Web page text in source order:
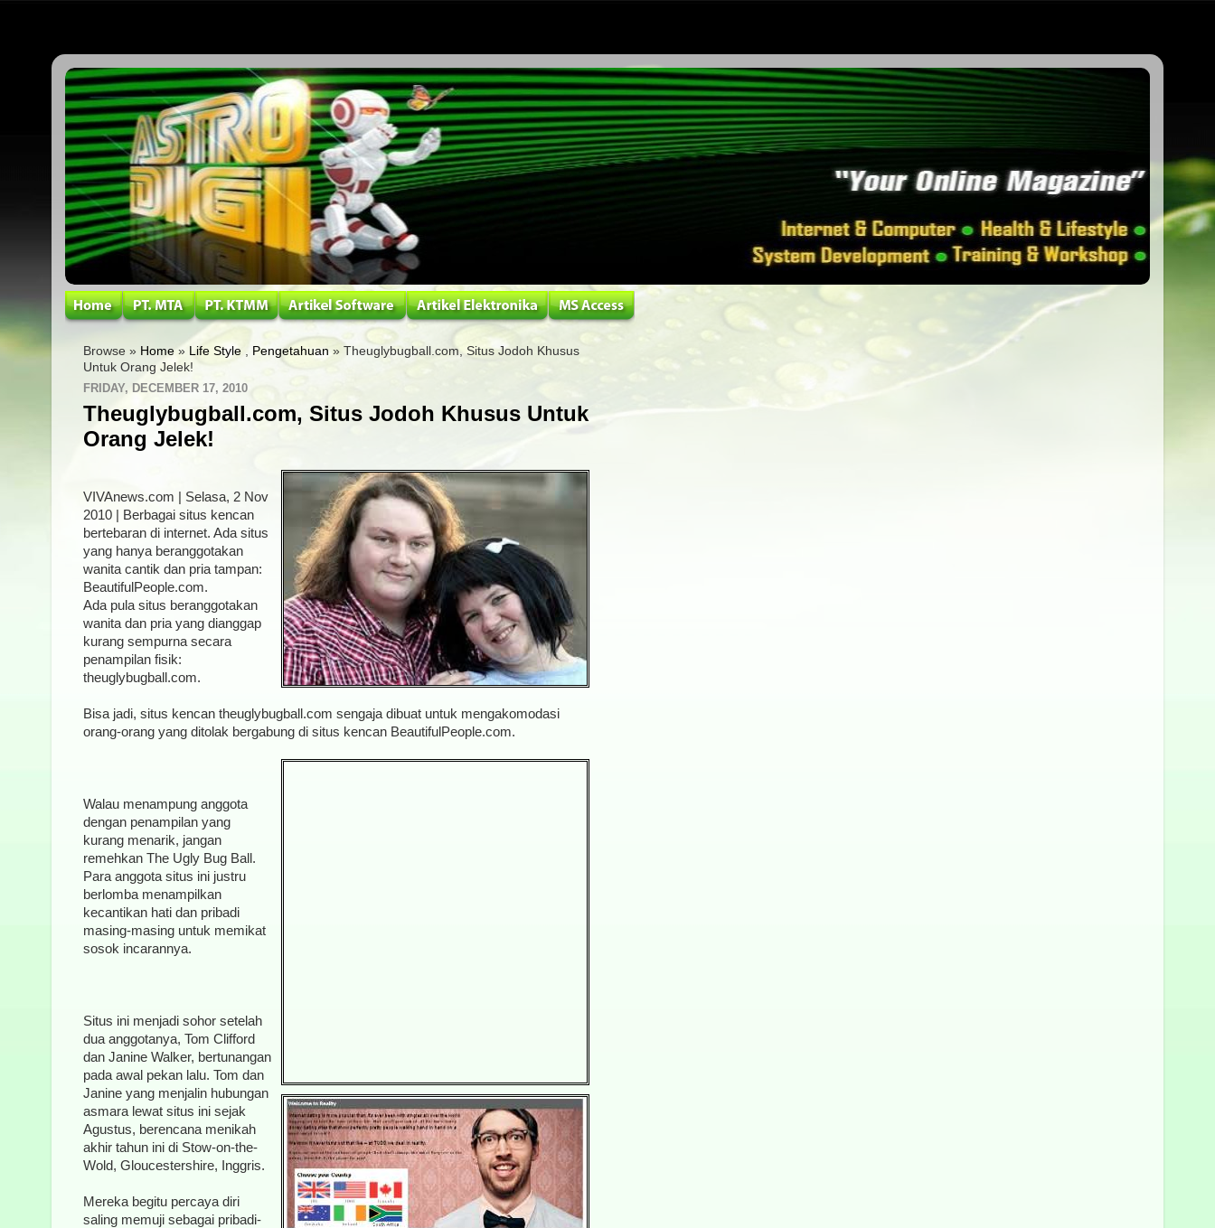
Browse » Home » Life Style Pengetahuan» Theuglybugball.com, Situs Jodoh Khusus
Untuk Orang Jelek!
FRIDAY, DECEMBER 17, 2010
Theuglybugball.com, Situs Jodoh Khusus Untuk
Orang Jelek!
VIVAnews.com | Selasa, 2 Nov
2010 | Berbagai situs kencan
bertebaran di internet. Ada situs
yang hanya beranggotakan
wanita cantik dan pria tampan:
BeautifulPeople.com.
Ada pula situs beranggotakan
wanita dan pria yang dianggap
kurang sempurna secara
penampilan fisik:
theuglybugball.com.
Bisa jadi, situs kencan theuglybugball.com sengaja dibuat untuk mengakomodasi
orang-orang yang ditolak bergabung di situs kencan BeautifulPeople.com.
Walau menampung anggota
dengan penampilan yang
kurang menarik, jangan
remehkan The Ugly Bug Ball.
Para anggota situs ini justru
berlomba menampilkan
kecantikan hati dan pribadi
masing-masing untuk memikat
sosok incarannya.
Situs ini menjadi sohor setelah
dua anggotanya, Tom Clifford
dan Janine Walker, bertunangan
pada awal pekan lalu. Tom dan
Janine yang menjalin hubungan
asmara lewat situs ini sejak
Agustus, berencana menikah
akhir tahun ini di Stow-on-the-
Wold, Gloucestershire, Inggris.
Mereka begitu percaya diri
saling memuji sebagai pribadi-